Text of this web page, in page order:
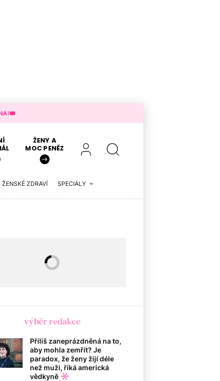
ŽENY A
MOC PENĚZ
ŽENSKÉ ZDRAVÍ SPECIÁLY
výběr redakce
Příliš zaneprázdněná na to,
aby mohla zemřít? Je
paradox, že ženy žijí déle
než muži, říká americká
vědkyně